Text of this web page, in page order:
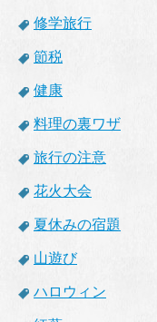
修学旅行
節税
健康
料理の裏ワザ
旅行の注意
花火大会
夏休みの宿題
山遊び
ハロウィン